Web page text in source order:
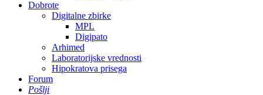
Dobrote
Digitalne zbirke
MPL
Digipato
Arhimed
Laboratorijske vrednosti
Hipokratova prisega
Forum
Pošlji